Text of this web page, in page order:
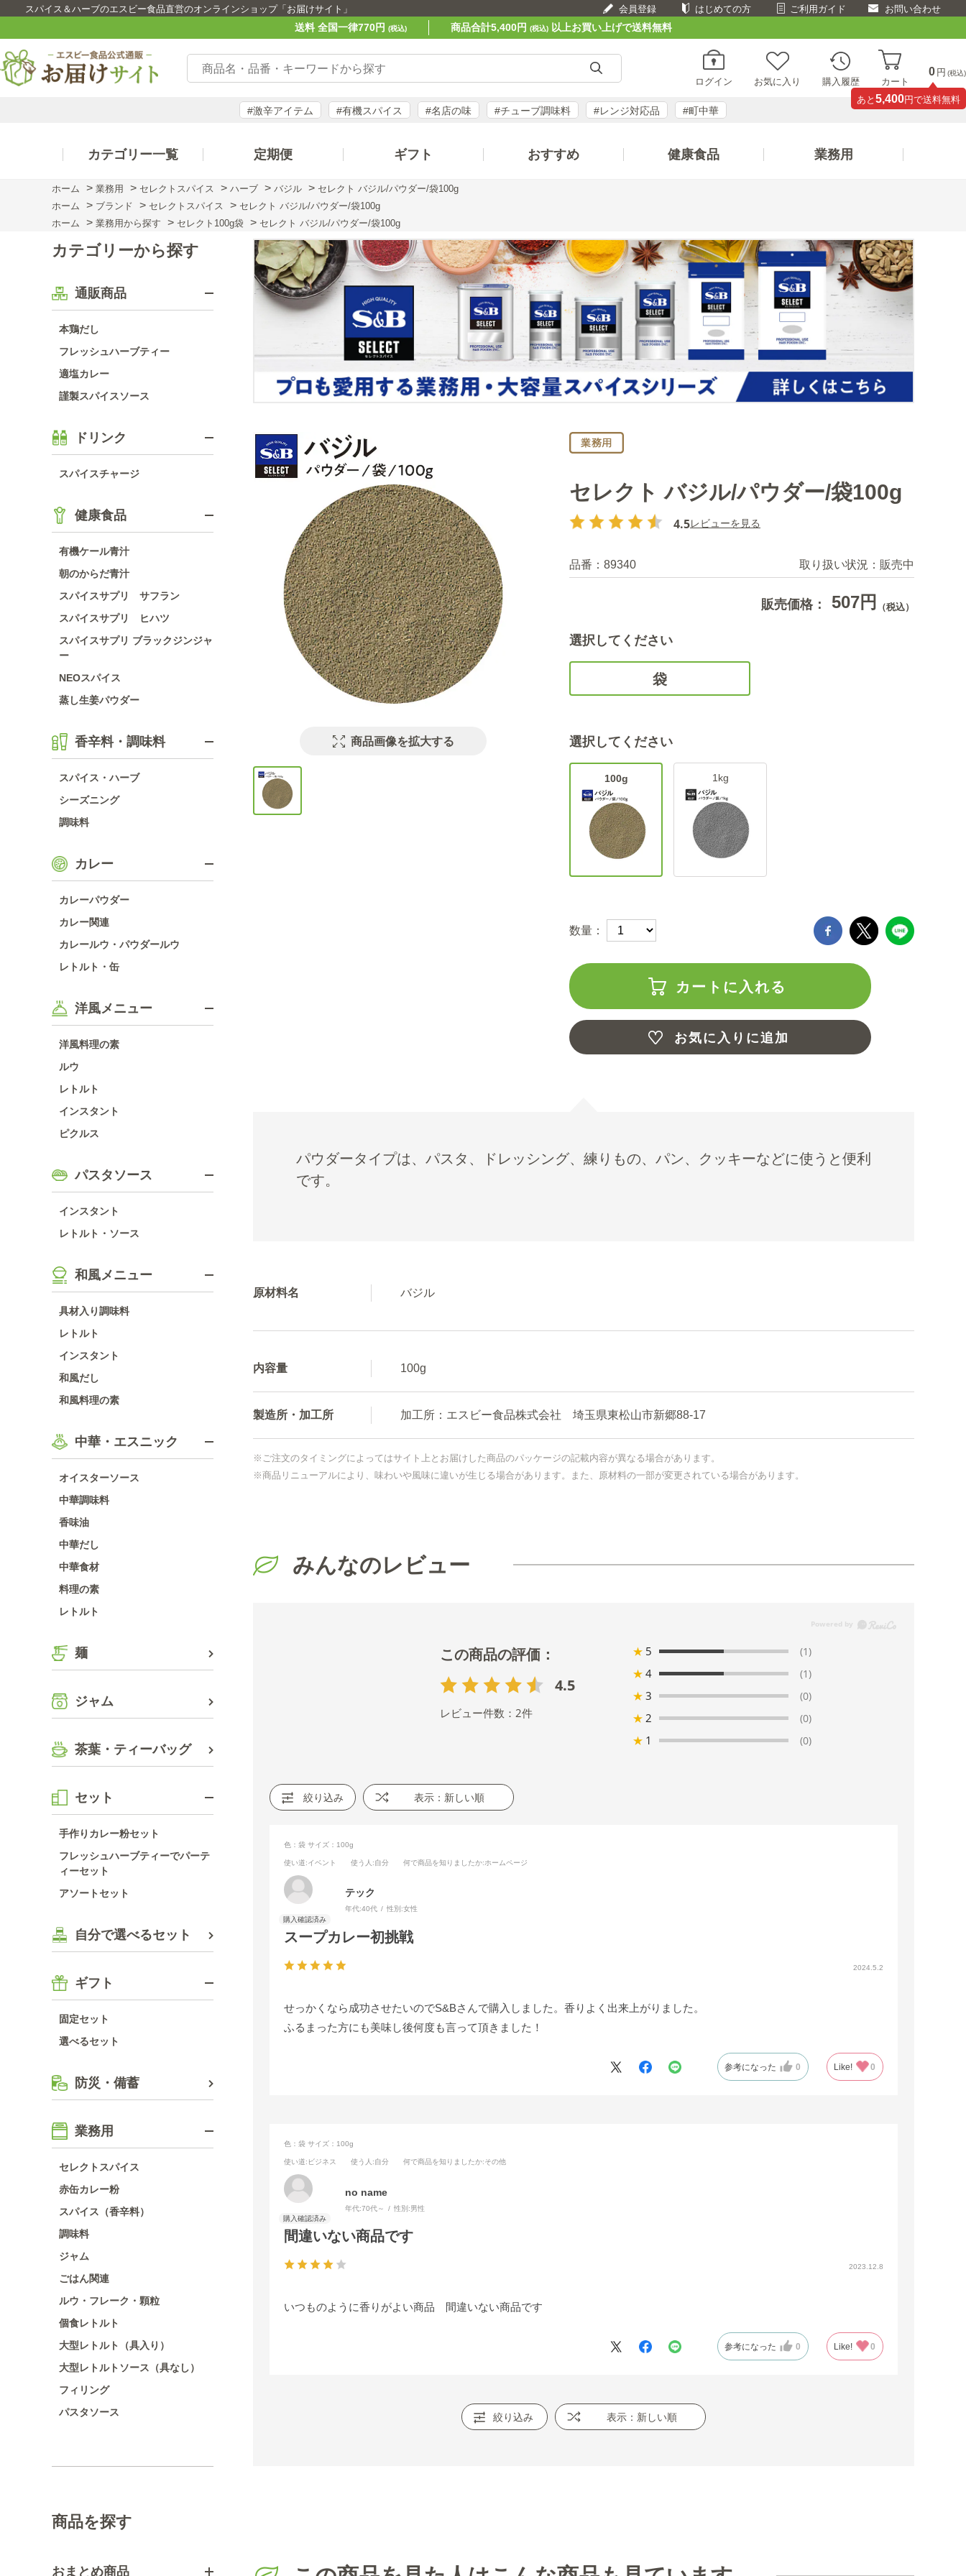
スパイス＆ハーブのエスビー食品直営のオンラインショップ「お届けサイト」 会員登録 はじめての方 ご利用ガイド お問い合わせ
送料 全国一律770円 (税込) 商品合計5,400円 (税込)以上お買い上げで送料無料
ログイン お気に入り 購入履歴 カート
0 円 (税込)
あと 5,400円で送料無料
#激辛アイテム #有機スパイス #名店の味 #チューブ調味料 #レンジ対応品 #町中華
カテゴリー一覧 定期便 ギフト おすすめ 健康食品 業務用
ホーム > 業務用 > セレクトスパイス > ハーブ > バジル > セレクト バジル/パウダー/袋100g
ホーム
> ブランド > セレクトスパイス > セレクト バジル/パウダー/袋100g
ホーム
> 業務用から探す > セレクト100g袋 > セレクト バジル/パウダー/袋100g
カテゴリーから探す
通販商品
本鶏だし
フレッシュハーブティー
適塩カレー
謹製スパイスソース
ドリンク
スパイスチャージ
健康食品
有機ケール青汁
朝のからだ青汁
スパイスサプリ サフラン
スパイスサプリ ヒハツ
スパイスサプリ ブラックジンジャ
ー
NEOスパイス
蒸し生姜パウダー
香辛料・調味料
スパイス・ハーブ
シーズニング
調味料
カレー
カレーパウダー
カレー関連
カレールウ・パウダールウ
レトルト・缶
洋風メニュー
洋風料理の素
ルウ
レトルト
インスタント
ピクルス
パスタソース
インスタント
レトルト・ソース
和風メニュー
具材入り調味料
レトルト
インスタント
和風だし
和風料理の素
中華・エスニック
オイスターソース
中華調味料
香味油
中華だし
中華食材
料理の素
レトルト
麺
ジャム
茶葉・ティーバッグ
セット
手作りカレー粉セット
フレッシュハーブティーでパーテ
ィーセット
アソートセット
自分で選べるセット
ギフト
固定セット
選べるセット
防災・備蓄
業務用
セレクトスパイス
赤缶カレー粉
スパイス（香辛料）
調味料
ジャム
ごはん関連
ルウ・フレーク・顆粒
個食レトルト
大型レトルト（具入り）
大型レトルトソース（具なし）
フィリング
パスタソース
商品を探す
おまとめ商品
商品画像を拡大する
セレクト バジル/パウダー/袋100g
4.5レビューを見る
品番： 89340 取り扱い状況： 販売中
販売価格： 507円 （税込）
選択してください
袋
選択してください
100g 1kg
数量：
カートに入れる
お気に入りに追加
パウダータイプは、パスタ、ドレッシング、練りもの、パン、クッキーなどに使うと便利
です。
原材料名 バジル
内容量 100g
製造所・加工所 加工所：エスビー食品株式会社 埼玉県東松山市新郷88-17
※ご注文のタイミングによってはサイト上とお届けした商品のパッケージの記載内容が異なる場合があります。
※商品リニューアルにより、味わいや風味に違いが生じる場合があります。また、原材料の一部が変更されている場合があります。
みんなのレビュー
4.5
レビュー件数： 2件
★ 5 (1)
★ 4 (1)
★ 3 (0)
★ 2 (0)
★ 1 (0)
絞り込み 表示：新しい順
2024.5.2
スープカレー初挑戦
色：袋 サイズ：100g
使い道:イベント 使う人 :自分 何で商品を知りましたか:ホームページ
テック
年代:40代 性別:女性
せっかくなら成功させたいのでS&Bさんで購入しました。香りよく出来上がりました。
ふるまった方にも美味し後何度も言って頂きました！
参考になった 0 Like! 0
2023.12.8
間違いない商品です
色：袋 サイズ：100g
使い道:ビジネス 使う人 :自分 何で商品を知りましたか:その他
no name
年代:70代～ 性別:男性
いつものように香りがよい商品 間違いない商品です
参考になった 0 Like! 0
絞り込み 表示：新しい順